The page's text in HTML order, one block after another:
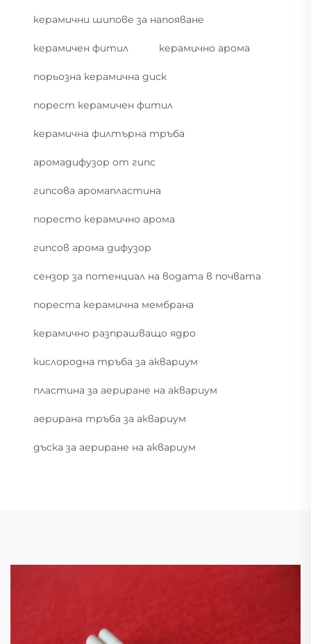
керамични шипове за напояване
керамичен фитил керамично арома
порьозна керамична диск
порест керамичен фитил
керамична филтърна тръба
аромадифузор от гипс
гипсова аромапластина
поресто керамично арома
гипсов арома дифузор
сензор за потенциал на водата в почвата
пореста керамична мембрана
керамично разпрашващо ядро
кислородна тръба за аквариум
пластина за аериране на аквариум
аерирана тръба за аквариум
дъска за аериране на аквариум